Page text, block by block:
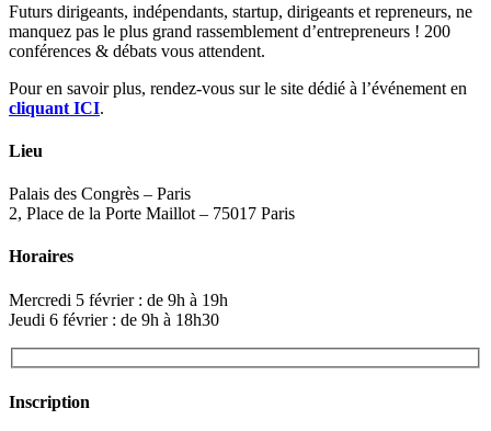
Futurs dirigeants, indépendants, startup, dirigeants et repreneurs, ne
manquez pas le plus grand rassemblement d’entrepreneurs ! 200
conférences & débats vous attendent.
Pour en savoir plus, rendez-vous sur le site dédié à l’événement en
cliquant ICI.
Lieu
Palais des Congrès – Paris
2, Place de la Porte Maillot – 75017 Paris
Horaires
Mercredi 5 février : de 9h à 19h
Jeudi 6 février : de 9h à 18h30
Inscription